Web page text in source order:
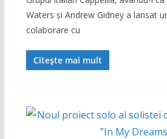
Waters și Andrew Gidney a lansat
colaborare cu
Citește mai mult